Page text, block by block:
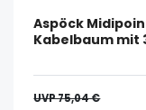
Aspöck
Kabelbaum mit
UVP 75,04 €